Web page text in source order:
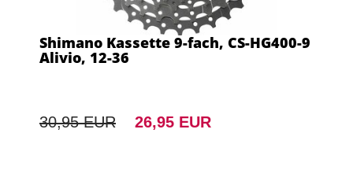
Shimano Kassette 9-fach, CS-HG400-9
Alivio, 12-36
30,95 EUR 26,95 EUR